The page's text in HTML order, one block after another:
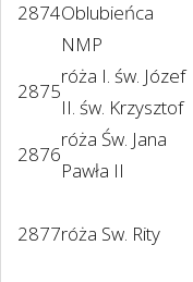
2874Oblubieńca
NMP
2875
róża I. św. Józef
II. św. Krzysztof
2876
róża Św. Jana
Pawła II
2877róża Sw. Rity